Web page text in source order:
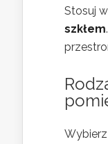
Stosuj
szkłem